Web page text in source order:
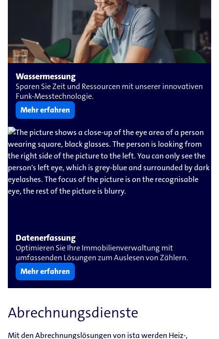
Wassermessung
Sparen Sie Zeit und Ressourcen mit unserer innovativen
Funk-Messtechnologie.
Mehr erfahren
Datenerfassung
Optimieren Sie Ihre Immobilienverwaltung mit
umfassenden Lösungen zum Auslesen von Zählern.
Mehr erfahren
Abrechnungsdienste
Mit den Abrechnungslösungen von ista werden Heiz-,